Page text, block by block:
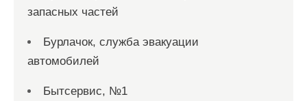
запасных частей
Бурлачок, служба эвакуации
автомобилей
Бытсервис, №1